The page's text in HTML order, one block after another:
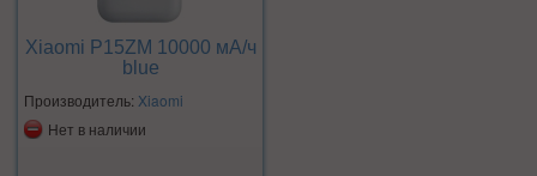
Xiaomi P15ZM 10000 мА/ч
blue
Производитель: Xiaomi
Нет в наличии